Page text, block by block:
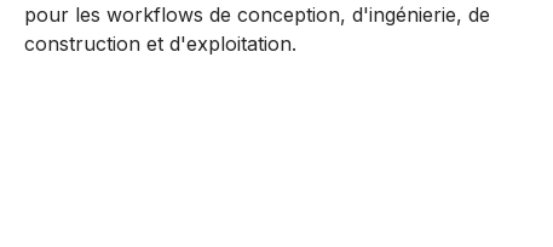
pour les workflows de conception, d'ingénierie, de
construction et d'exploitation.